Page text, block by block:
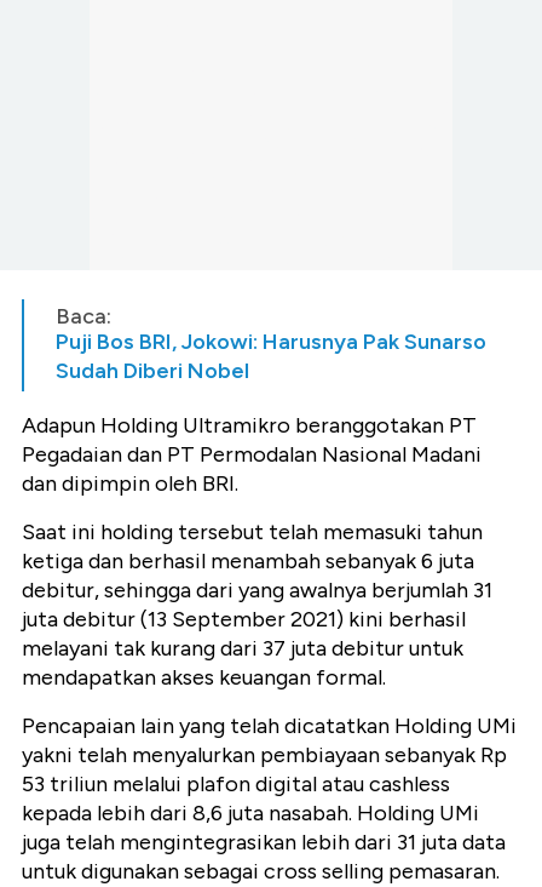
Baca:
Puji Bos BRI, Jokowi: Harusnya Pak Sunarso
Sudah Diberi Nobel
Adapun Holding Ultramikro beranggotakan PT
Pegadaian dan PT Permodalan Nasional Madani
dan dipimpin oleh BRI.
Saat ini holding tersebut telah memasuki tahun
ketiga dan berhasil menambah sebanyak 6 juta
debitur, sehingga dari yang awalnya berjumlah 31
juta debitur (13 September 2021) kini berhasil
melayani tak kurang dari 37 juta debitur untuk
mendapatkan akses keuangan formal.
Pencapaian lain yang telah dicatatkan Holding UMi
yakni telah menyalurkan pembiayaan sebanyak Rp
53 triliun melalui plafon digital atau cashless
kepada lebih dari 8,6 juta nasabah. Holding UMi
juga telah mengintegrasikan lebih dari 31 juta data
untuk digunakan sebagai cross selling pemasaran.